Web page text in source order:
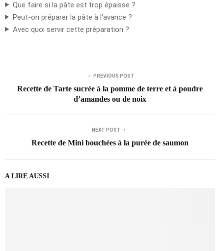
Que faire si la pâte est trop épaisse ?
Peut-on préparer la pâte à l’avance ?
Avec quoi servir cette préparation ?
PREVIOUS POST
Recette de Tarte sucrée à la pomme de terre et à poudre
d’amandes ou de noix
NEXT POST
Recette de Mini bouchées à la purée de saumon
A LIRE AUSSI